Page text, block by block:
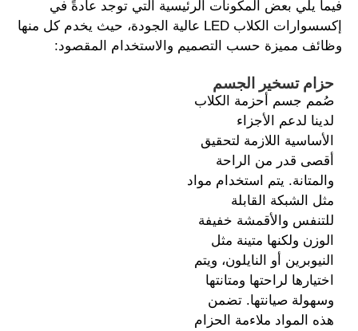
فيما يلي بعض المكونات الرئيسية التي توجد عادةً في
إكسسوارات الكلاب LED عالية الجودة، حيث يخدم كل منها
وظائف مميزة حسب التصميم والاستخدام المقصود:
حزام تسخير الجسم
صُمم جسم أحزمة الكلاب
لدينا لدعم الأجزاء
الأساسية اللازمة لتحقيق
أقصى قدر من الراحة
والمتانة. يتم استخدام مواد
مثل الشبكة القابلة
للتنفس والأقمشة خفيفة
الوزن ولكنها متينة مثل
النيوبرين أو النايلون، ويتم
اختيارها لراحتها ومتانتها
وسهولة صيانتها. تضمن
هذه المواد ملاءمة الحزام